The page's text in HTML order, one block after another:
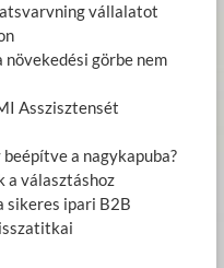
vállalatot
görbe nem
Asszisztensét
a nagykapuba?
a választáshoz
sikeres ipari B2B